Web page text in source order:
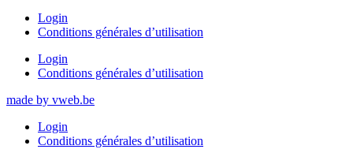
Login
Conditions générales d’utilisation
Login
Conditions générales d’utilisation
made by vweb.be
Login
Conditions générales d’utilisation